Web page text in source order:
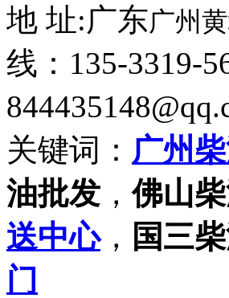
地 址:广东广州
线：135-3319-
关键词： 广州
油批发 ，佛山
送中心， 国三
门